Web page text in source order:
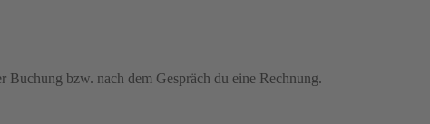
bzw. nach dem Gespräch du eine Rechnung.